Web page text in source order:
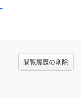
閲覧履歴の削除